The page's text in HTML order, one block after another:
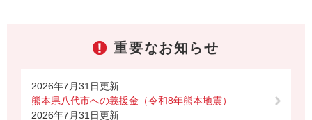
重要なお知らせ
2026年7月31日更新
熊本県八代市への義援金（令和8年熊本地震）
2026年7月31日更新